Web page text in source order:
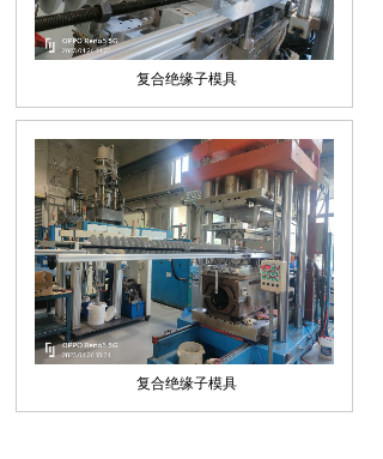
复合绝缘子模具
复合绝缘子模具